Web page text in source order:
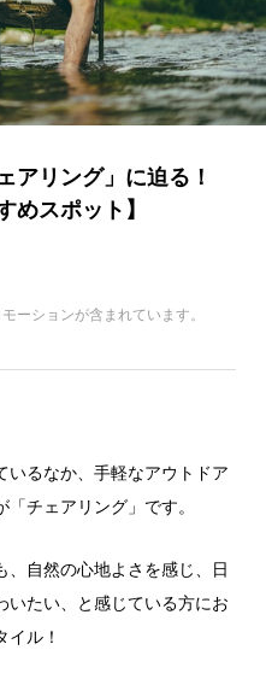
アリング」に迫る！
めスポット】
ーションが含まれています。
いるなか、手軽なアウトドア
チェアリング」です。
、自然の心地よさを感じ、日
いたい、と感じている方にお
ル！